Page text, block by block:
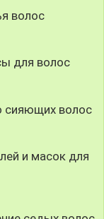
волос
для волос
сияющих волос
и масок для